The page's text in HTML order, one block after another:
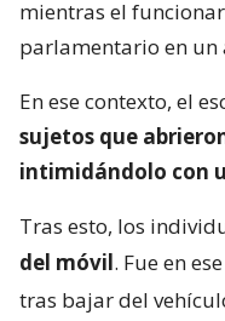
mientras el
parlamentario en un
En ese contexto, el
sujetos que
intimidándolo con
Tras esto, los
del móvil. Fue en
tras bajar del